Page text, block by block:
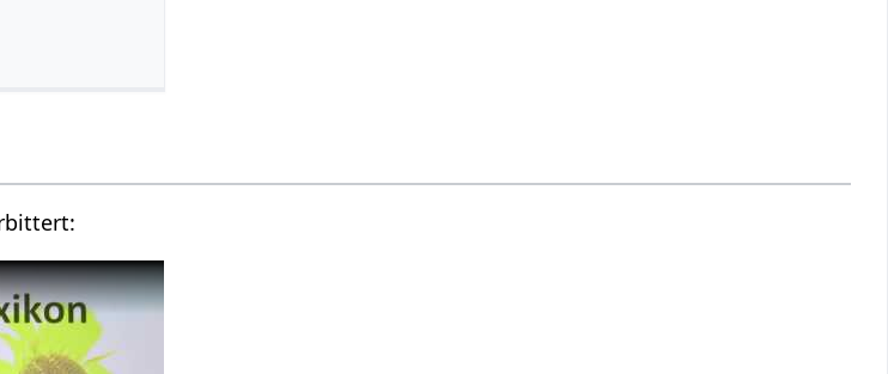
Hier findest du ein Vortragsvideo über Erbittert‏‎: